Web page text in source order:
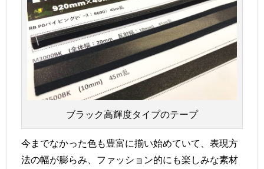
ブラック高輝度タイプのテープ
今までなかった色も豊富に揃い始めていて、表現方
法の幅が膨らみ、ファッション的にも楽しみな素材